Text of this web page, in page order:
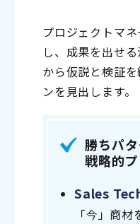
プロジェクトマ
し、成果を出せ
から仮説と検証
ンを見出します。
勝ちパ
戦略的
Sales
「今」商